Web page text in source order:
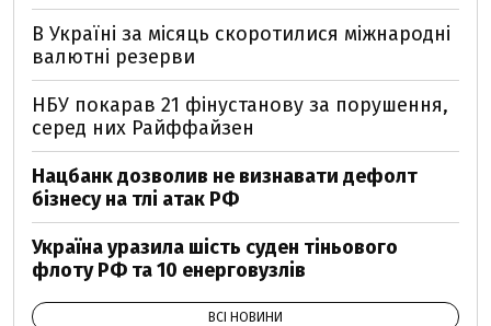
В Україні за місяць скоротилися міжнародні
валютні резерви
НБУ покарав 21 фінустанову за порушення,
серед них Райффайзен
Нацбанк дозволив не визнавати дефолт
бізнесу на тлі атак РФ
Україна уразила шість суден тіньового
флоту РФ та 10 енерговузлів
ВСІ НОВИНИ